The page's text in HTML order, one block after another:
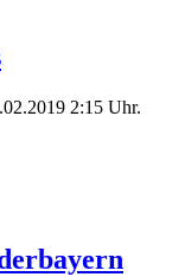
2:15 Uhr.